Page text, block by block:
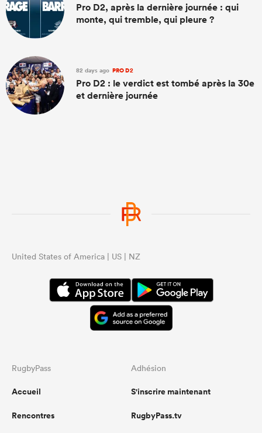
Pro D2, après la dernière journée : qui
monte, qui tremble, qui pleure ?
82 days ago PRO D2
Pro D2 : le verdict est tombé après la 30e
et dernière journée
United States of America | US | NZ
RugbyPass
Accueil
Rencontres
Adhésion
S'inscrire maintenant
RugbyPass.tv